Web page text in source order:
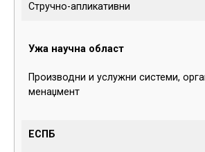
Стручно-апликативни
Ужа научна област
Производни и услужни системи,
менаџмент
ЕСПБ